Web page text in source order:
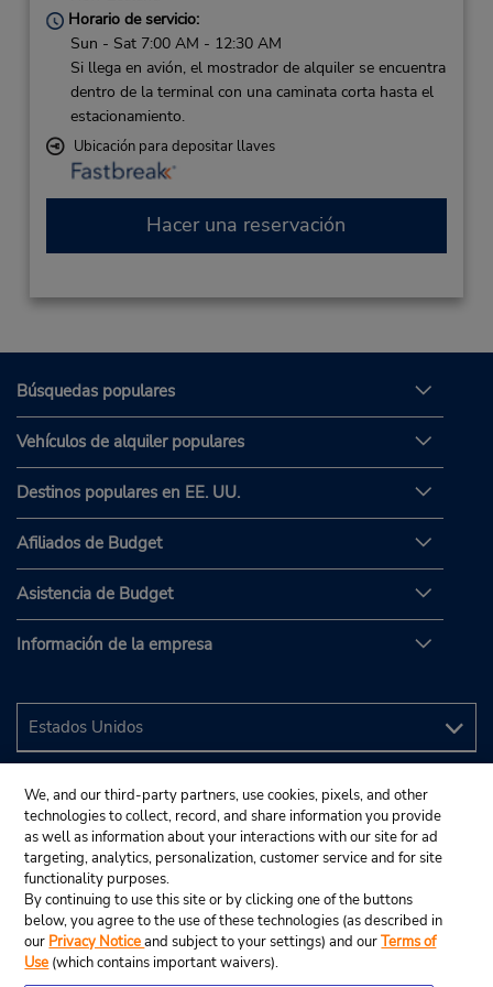
Horario de servicio:
Sun - Sat 7:00 AM - 12:30 AM
Si llega en avión, el mostrador de alquiler se encuentra
dentro de la terminal con una caminata corta hasta el
estacionamiento.
Ubicación para depositar llaves
Hacer una reservación
Búsquedas populares
Vehículos de alquiler populares
Destinos populares en EE. UU.
Afiliados de Budget
Asistencia de Budget
Información de la empresa
We, and our third-party partners, use cookies, pixels, and other
technologies to collect, record, and share information you provide
as well as information about your interactions with our site for ad
targeting, analytics, personalization, customer service and for site
functionality purposes.
By continuing to use this site or by clicking one of the buttons
below, you agree to the use of these technologies (as described in
our Privacy Noticeand subject to your settings) and ourTerms of
Use (which contains important waivers).